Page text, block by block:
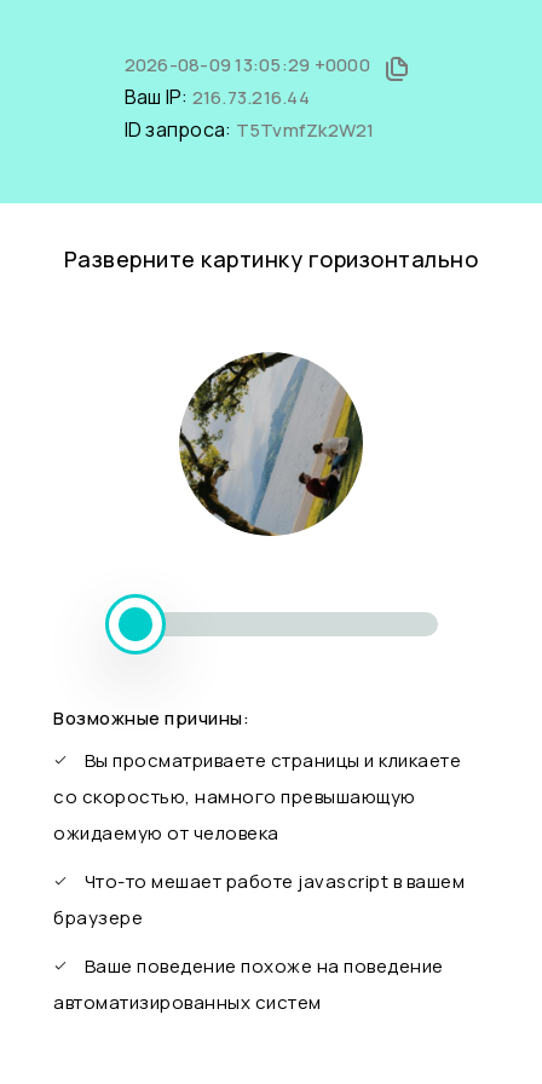
2026-08-09 13:05:29 +0000
Ваш IP: 216.73.216.44
ID запроса: T5TvmfZk2W21
Разверните картинку горизонтально
Возможные причины:
Вы просматриваете страницы и кликаете
со скоростью, намного превышающую
ожидаемую от человека
Что-то мешает работе javascript в вашем
браузере
Ваше поведение похоже на поведение
автоматизированных систем